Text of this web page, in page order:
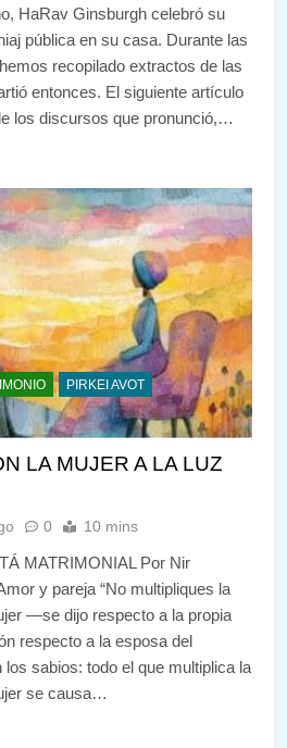
HaRav Ginsburgh celebró su
pública en su casa. Durante las
recopilado extractos de las
entonces. El siguiente artículo
los discursos que pronunció,…
PIRKEI AVOT
LA MUJER A LA LUZ
0 10 mins
MATRIMONIAL Por Nir
y pareja “No multipliques la
—se dijo respecto a la propia
respecto a la esposa del
los sabios: todo el que multiplica la
se causa…